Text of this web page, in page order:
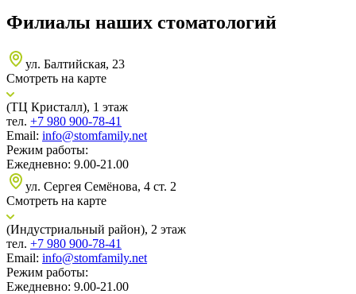
Филиалы наших стоматологий
ул. Балтийская, 23
Смотреть на карте
(ТЦ Кристалл), 1 этаж
тел. +7 980 900-78-41
Email: info@stomfamily.net
Режим работы:
Ежедневно: 9.00-21.00
ул. Сергея Семёнова, 4 ст. 2
Смотреть на карте
(Индустриальный район), 2 этаж
тел. +7 980 900-78-41
Email: info@stomfamily.net
Режим работы:
Ежедневно: 9.00-21.00